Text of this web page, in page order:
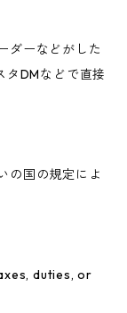
ダーなどがした
タDMなどで直接
の国の規定によ
duties, or